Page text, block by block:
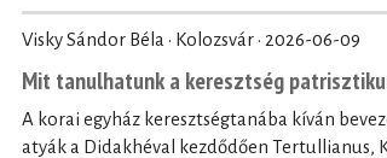
Visky Sándor Béla · Kolozsvár · 2026-06-09
Mit tanulhatunk a keresztség
A korai egyház keresztségtanába kíván
atyák a Didakhéval kezdődően Tertullianus,